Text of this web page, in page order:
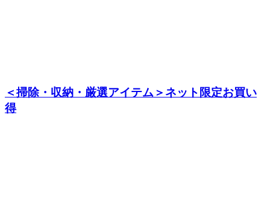
＜掃除・収納・厳選アイテム＞ネット限定お買い
得